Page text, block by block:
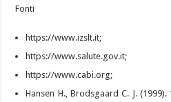
Fonti
https://www.izslt.it;
https://www.salute.gov.it;
https://www.cabi.org;
Hansen H., Brodsgaard C. J.